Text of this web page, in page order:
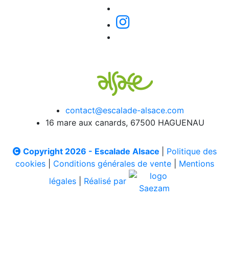
contact@escalade-alsace.com
16 mare aux canards, 67500 HAGUENAU
Copyright 2026 - Escalade Alsace
Politique des
cookies| Conditions générales de vente| Mentions
légales
Réalisé par